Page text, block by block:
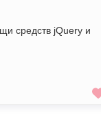
средств jQuery и